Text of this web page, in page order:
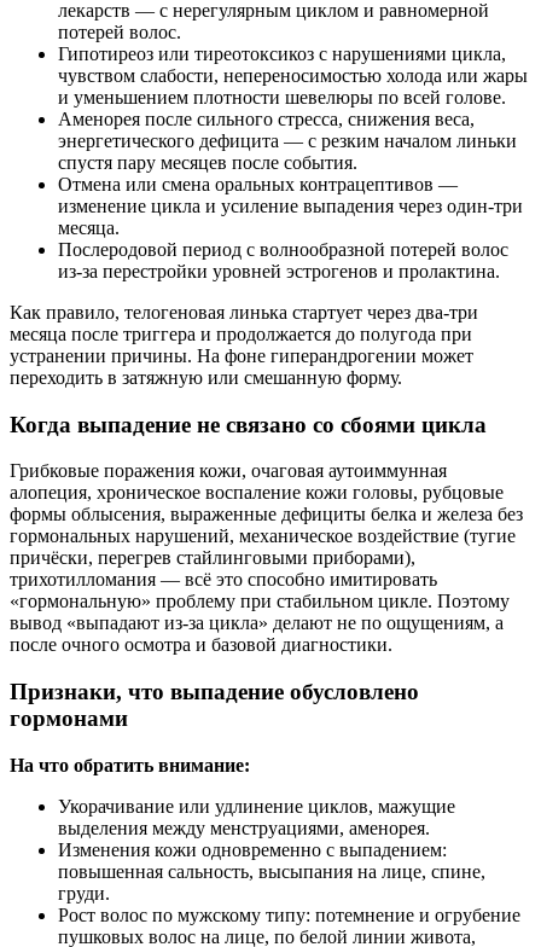
лекарств — с нерегулярным циклом и равномерной
потерей волос.
Гипотиреоз или тиреотоксикоз с нарушениями цикла,
чувством слабости, непереносимостью холода или жары
и уменьшением плотности шевелюры по всей голове.
Аменорея после сильного стресса, снижения веса,
энергетического дефицита — с резким началом линьки
спустя пару месяцев после события.
Отмена или смена оральных контрацептивов —
изменение цикла и усиление выпадения через один‑три
месяца.
Послеродовой период с волнообразной потерей волос
из‑за перестройки уровней эстрогенов и пролактина.
Как правило, телогеновая линька стартует через два‑три
месяца после триггера и продолжается до полугода при
устранении причины. На фоне гиперандрогении может
переходить в затяжную или смешанную форму.
Когда выпадение не связано со сбоями цикла
Грибковые поражения кожи, очаговая аутоиммунная
алопеция, хроническое воспаление кожи головы, рубцовые
формы облысения, выраженные дефициты белка и железа без
гормональных нарушений, механическое воздействие (тугие
причёски, перегрев стайлинговыми приборами),
трихотилломания — всё это способно имитировать
«гормональную» проблему при стабильном цикле. Поэтому
вывод «выпадают из‑за цикла» делают не по ощущениям, а
после очного осмотра и базовой диагностики.
Признаки, что выпадение обусловлено
гормонами
На что обратить внимание:
Укорачивание или удлинение циклов, мажущие
выделения между менструациями, аменорея.
Изменения кожи одновременно с выпадением:
повышенная сальность, высыпания на лице, спине,
груди.
Рост волос по мужскому типу: потемнение и огрубение
пушковых волос на лице, по белой линии живота,